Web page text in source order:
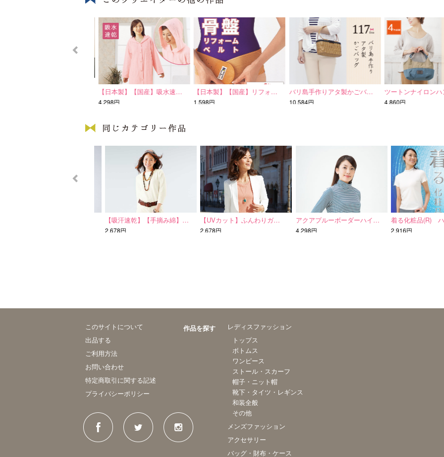
【日本製】【国産】吸水速…
4,298円
【日本製】【国産】リフォ…
1,598円
バリ島手作りアタ製かごバ…
10,584円
ツートンナイロンハ
4,860円
【吸汗速乾】【手摘み綿】…
2,678円
【UVカット】ふんわりガ…
2,678円
アクアプルーボーダーハイ…
4,298円
着る化粧品(R) ハイ
2,916円
このサイトについて
出品する
ご利用方法
お問い合わせ
特定商取引に関する記述
プライバシーポリシー
作品を探す
レディスファッション
トップス
ボトムス
ワンピース
ストール・スカーフ
帽子・ニット帽
靴下・タイツ・レギンス
和装全般
その他
メンズファッション
アクセサリー
バッグ・財布・ケース